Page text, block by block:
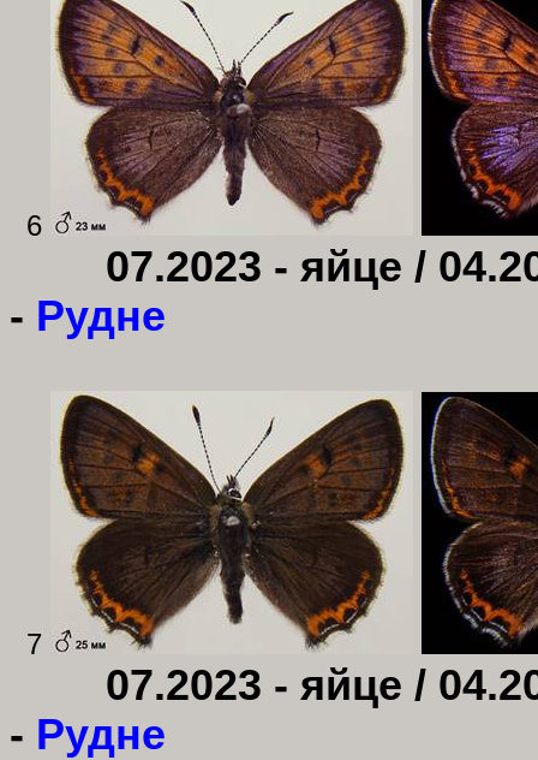
6
07.2023 - яйце /
- Рудне
7
07.2023 - яйце /
- Рудне